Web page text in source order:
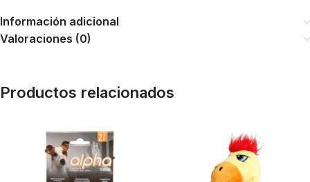
Información adicional
Valoraciones (0)
Productos relacionados